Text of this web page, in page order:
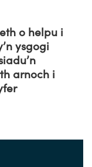
o helpu i
ysgogi
arnoch i